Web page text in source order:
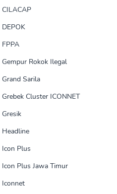
CILACAP
DEPOK
FPPA
Gempur Rokok Ilegal
Grand Sarila
Grebek Cluster ICONNET
Gresik
Headline
Icon Plus
Icon Plus Jawa Timur
Iconnet